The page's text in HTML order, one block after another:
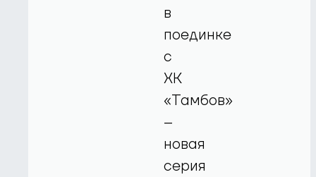
в
поединке
с
ХК
«Тамбов»
–
новая
серия